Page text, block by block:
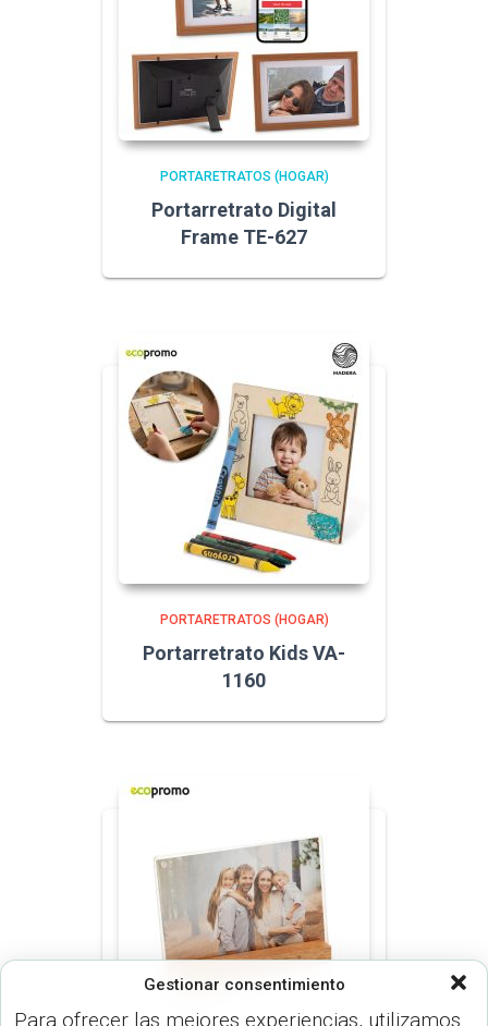
Gestionar consentimiento
Para ofrecer las mejores experiencias, utilizamos
PORTARETRATOS (HOGAR)
Portarretrato Digital
Frame TE-627
PORTARETRATOS (HOGAR)
Portarretrato Kids VA-
1160